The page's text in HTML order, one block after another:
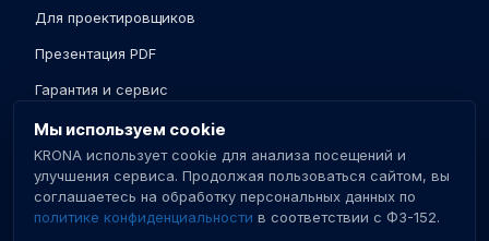
Для проектировщиков
Презентация PDF
Гарантия и сервис
Доставка и ПНР
База знаний
Сертификаты
Мы используем cookie
KRONA использует cookie для анализа посещений и
улучшения сервиса. Продолжая пользоваться сайтом, вы
соглашаетесь на обработку персональных данных по
политике конфиденциальности в соответствии с ФЗ-152.